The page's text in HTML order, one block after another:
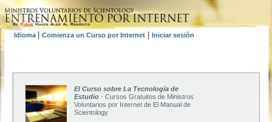
Idioma Comienza un Curso por Internet Iniciar sesión
El Curso sobre La Tecnología de
Estudio - Cursos Gratuitos de Ministros
Voluntarios por Internet de El Manual de
Scientology